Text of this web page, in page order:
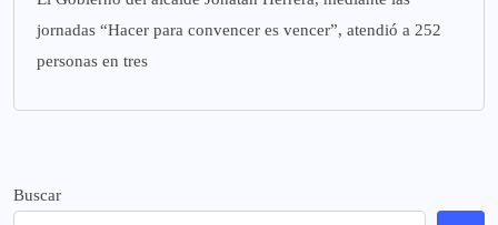
jornadas “Hacer para convencer es vencer”, atendió a 252
personas en tres
Buscar